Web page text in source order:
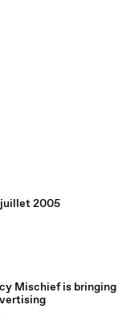
juillet 2005
Mischief is bringing